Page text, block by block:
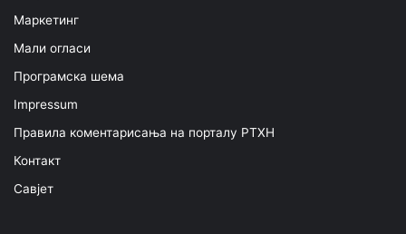
Маркетинг
Мали огласи
Програмска шема
Impressum
Правила коментарисања на порталу РТХН
Контакт
Савјет